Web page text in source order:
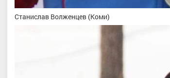
Станислав Волженцев (Коми)